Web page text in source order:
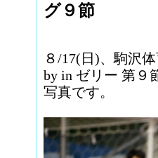
グ９節
８/17(日)、駒沢
by in ゼリー 第９
写真です。